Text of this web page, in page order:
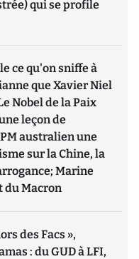
qui se profile
ce qu'on sniffe à
que Xavier Niel
Nobel de la Paix
leçon de
australien une
sur la Chine, la
Marine
du Macron
des Facs »,
: du GUD à LFI,